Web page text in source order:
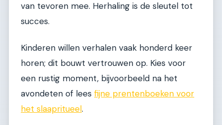
van tevoren mee. Herhaling is de sleutel tot
succes.
Kinderen willen verhalen vaak honderd keer
horen; dit bouwt vertrouwen op. Kies voor
een rustig moment, bijvoorbeeld na het
avondeten of lees fijne prentenboeken voor
het slaapritueel.